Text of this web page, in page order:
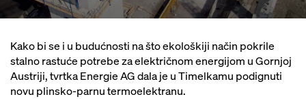
Kako bi se i u budućnosti na što ekološkiji način pokrile
stalno rastuće potrebe za električnom energijom u Gornjoj
Austriji, tvrtka Energie AG dala je u Timelkamu podignuti
novu plinsko-parnu termoelektranu.